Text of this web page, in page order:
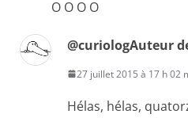
O O O O
@curiologAuteur
27 juillet 2015 à 17 h 02
Hélas, hélas,